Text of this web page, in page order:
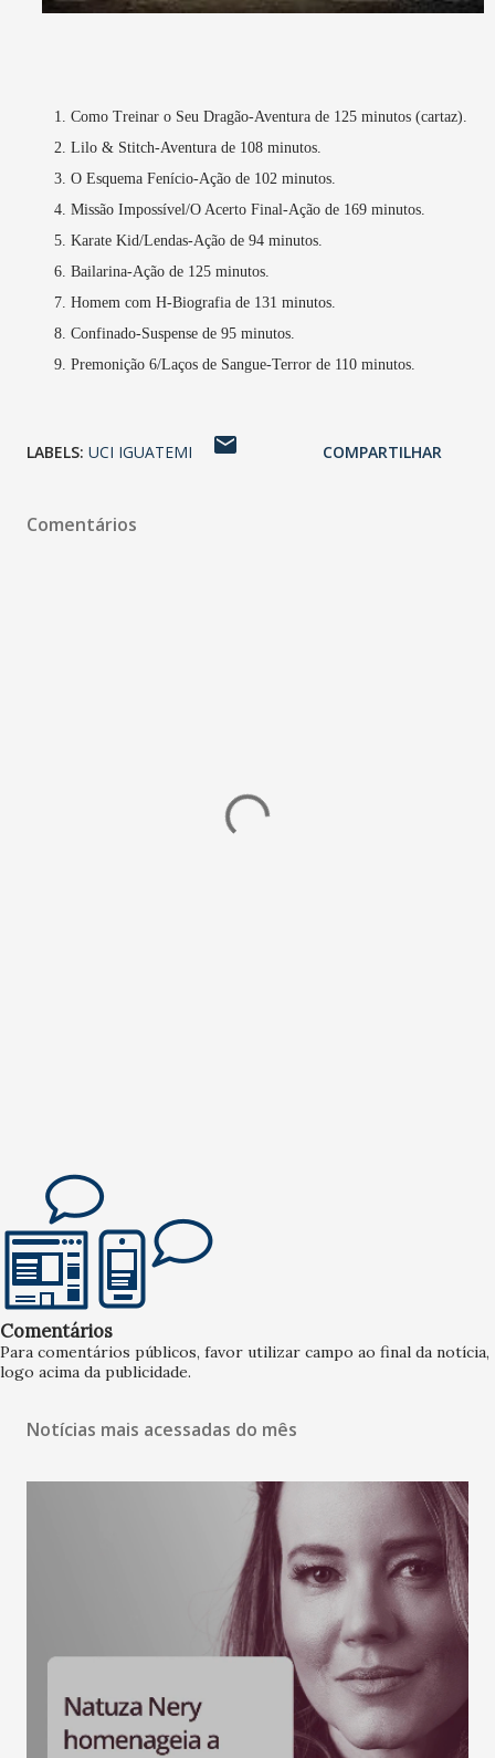
Como Treinar o Seu Dragão-Aventura de 125 minutos (cartaz).
Lilo & Stitch-Aventura de 108 minutos.
O Esquema Fenício-Ação de 102 minutos.
Missão Impossível/O Acerto Final-Ação de 169 minutos.
Karate Kid/Lendas-Ação de 94 minutos.
Bailarina-Ação de 125 minutos.
Homem com H-Biografia de 131 minutos.
Confinado-Suspense de 95 minutos.
Premonição 6/Laços de Sangue-Terror de 110 minutos.
LABELS: UCI IGUATEMI COMPARTILHAR
Comentários
Comentários
Para comentários públicos, favor utilizar campo ao final da notícia,
logo acima da publicidade.
Notícias mais acessadas do mês